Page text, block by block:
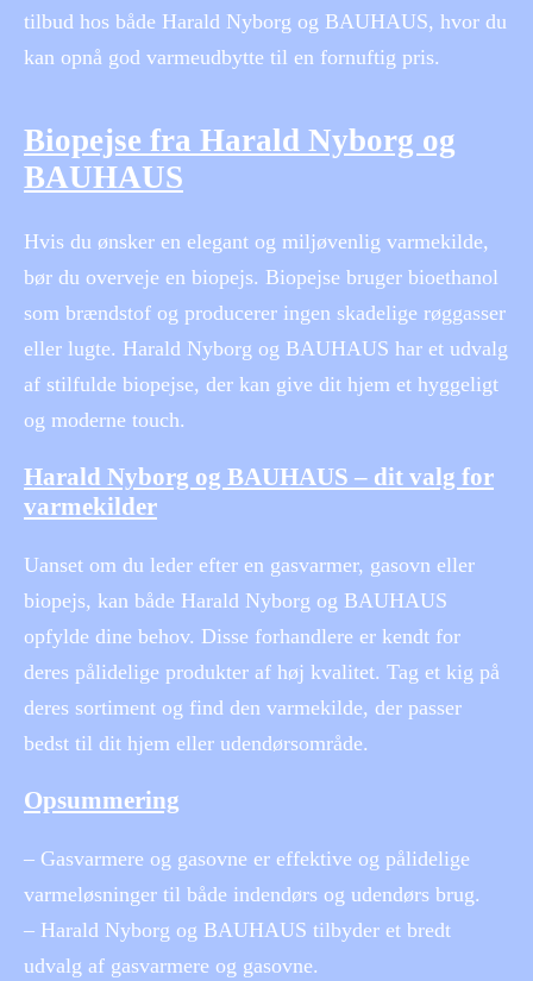
tilbud hos både Harald Nyborg og BAUHAUS, hvor du
kan opnå god varmeudbytte til en fornuftig pris.
Biopejse fra Harald Nyborg og
BAUHAUS
Hvis du ønsker en elegant og miljøvenlig varmekilde,
bør du overveje en biopejs. Biopejse bruger bioethanol
som brændstof og producerer ingen skadelige røggasser
eller lugte. Harald Nyborg og BAUHAUS har et udvalg
af stilfulde biopejse, der kan give dit hjem et hyggeligt
og moderne touch.
Harald Nyborg og BAUHAUS – dit valg for
varmekilder
Uanset om du leder efter en gasvarmer, gasovn eller
biopejs, kan både Harald Nyborg og BAUHAUS
opfylde dine behov. Disse forhandlere er kendt for
deres pålidelige produkter af høj kvalitet. Tag et kig på
deres sortiment og find den varmekilde, der passer
bedst til dit hjem eller udendørsområde.
Opsummering
– Gasvarmere og gasovne er effektive og pålidelige
varmeløsninger til både indendørs og udendørs brug.
– Harald Nyborg og BAUHAUS tilbyder et bredt
udvalg af gasvarmere og gasovne.